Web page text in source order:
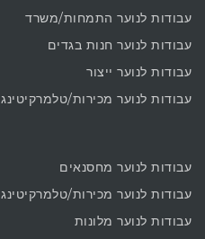
עבודות לנוער התמחות/משרד
עבודות לנוער חנות בגדים
עבודות לנוער ייצור
עבודות לנוער מכירות/טלמרקיטינג
עבודות לנוער מחסנאים
עבודות לנוער מכירות/טלמרקיטינג
עבודות לנוער מלונות